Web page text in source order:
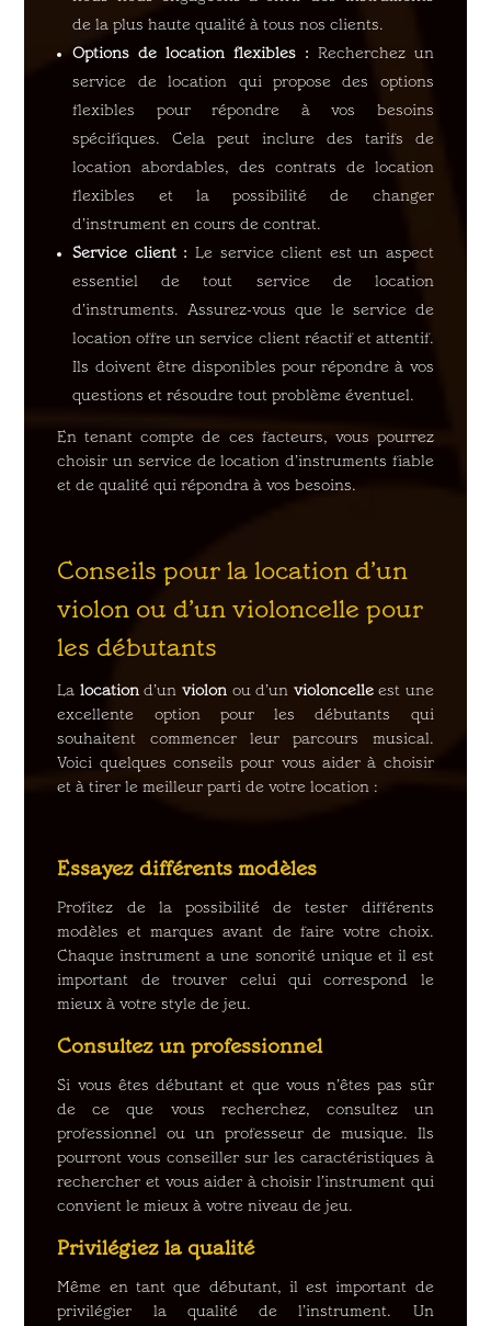
de la plus haute qualité à tous nos clients.
Options de location flexibles : Recherchez un
service de location qui propose des options
flexibles pour répondre à vos besoins
spécifiques. Cela peut inclure des tarifs de
location abordables, des contrats de location
flexibles et la possibilité de changer
d’instrument en cours de contrat.
Service client : Le service client est un aspect
essentiel de tout service de location
d’instruments. Assurez-vous que le service de
location offre un service client réactif et attentif.
Ils doivent être disponibles pour répondre à vos
questions et résoudre tout problème éventuel.
En tenant compte de ces facteurs, vous pourrez
choisir un service de location d’instruments fiable
et de qualité qui répondra à vos besoins.
Conseils pour la location d’un
violon ou d’un violoncelle pour
les débutants
La location d’un violon ou d’un violoncelle est une
excellente option pour les débutants qui
souhaitent commencer leur parcours musical.
Voici quelques conseils pour vous aider à choisir
et à tirer le meilleur parti de votre location :
Essayez différents modèles
Profitez de la possibilité de tester différents
modèles et marques avant de faire votre choix.
Chaque instrument a une sonorité unique et il est
important de trouver celui qui correspond le
mieux à votre style de jeu.
Consultez un professionnel
Si vous êtes débutant et que vous n’êtes pas sûr
de ce que vous recherchez, consultez un
professionnel ou un professeur de musique. Ils
pourront vous conseiller sur les caractéristiques à
rechercher et vous aider à choisir l’instrument qui
convient le mieux à votre niveau de jeu.
Privilégiez la qualité
Même en tant que débutant, il est important de
privilégier la qualité de l’instrument. Un